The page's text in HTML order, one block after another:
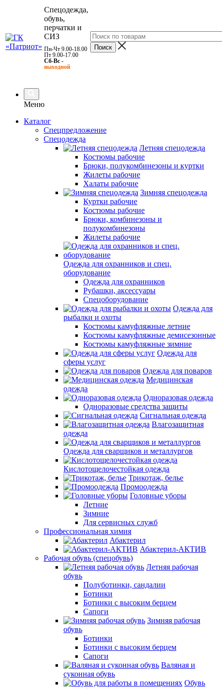
Спецодежда,
обувь,
перчатки и
СИЗ
Пн-Чт 9.00-18.00
Пт 9.00-17.00
Сб-Вс -
выходной
Меню
Каталог
Спецпредложение
Спецодежда
Летняя спецодежда
Костюмы рабочие
Брюки, полукомбинезоны и куртки
Жилеты рабочие
Халаты рабочие
Зимняя спецодежда
Куртки рабочие
Костюмы рабочие
Брюки, комбинезоны и
полукомбинезоны
Жилеты рабочие
Одежда для охранников и спец.
оборудование
Одежда для охранников
Рубашки, аксессуары
Спецоборудование
Одежда для
рыбалки и охоты
Костюмы камуфляжные летние
Костюмы камуфляжные демисезонные
Костюмы камуфляжные зимние
Одежда для
сферы услуг
Одежда для поваров
Медицинская
одежда
Одноразовая одежда
Одноразовые средства защиты
Сигнальная одежда
Влагозащитная
одежда
Одежда для сварщиков и металлургов
Кислотощелочестойкая одежда
Трикотаж, белье
Промоодежда
Головные уборы
Летние
Зимние
Для сервисных служб
Профессиональная химия
Абактерил
Абактерил-АКТИВ
Рабочая обувь (спецобувь)
Летняя рабочая
обувь
Полуботинки, сандалии
Ботинки
Ботинки с высоким берцем
Сапоги
Зимняя рабочая
обувь
Ботинки
Ботинки с высоким берцем
Сапоги
Валяная и
суконная обувь
Обувь